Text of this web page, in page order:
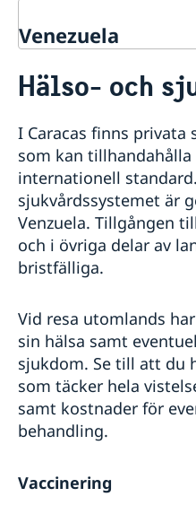
Venezuela
Hjälp till svenskar i
Akut hjälp
Pass utomlands
Förnyelse av pass för
Förnyelse av pass för
Första ansökan om pass
Provisoriskt pass
Nationellt id-kort
Samordningsnummer
Hjälp till svenskar kring
Körkort
Legaliseringar
Avgifter
Anmäl din utlandsvistelse
Ambassadens
Aktuella händelser
In- och
Allmänna säkerhetsläget
Terrorism
Naturförhållanden och
Hälso- och sjukvård
Kriminalitet och
Trafiksäkerhet
Om Venezuela
Hälso- och
I Caracas finns
som kan
internationell
sjukvårdssystemet är
Venzuela. Tillgången
och i övriga delar av
bristfälliga.
Vid resa utomlands
sin hälsa samt
sjukdom. Se till att du
som täcker hela
samt kostnader för
behandling.
Vaccinering